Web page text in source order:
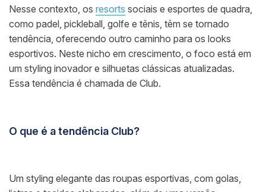
Nesse contexto, os resorts sociais e esportes de quadra,
como padel, pickleball, golfe e tênis, têm se tornado
tendência, oferecendo outro caminho para os looks
esportivos. Neste nicho em crescimento, o foco está em
um styling inovador e silhuetas clássicas atualizadas.
Essa tendência é chamada de Club.
O que é a tendência Club?
Um styling elegante das roupas esportivas, com golas,